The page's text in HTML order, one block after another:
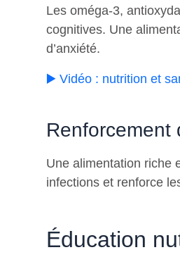
Les oméga-3,
cognitives. Une
d’anxiété.
▶️ Vidéo : nutrition et
Renforcement
Une alimentation riche
infections et renforce
Éducation